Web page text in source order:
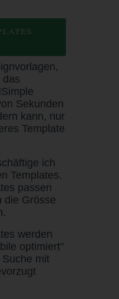
das
Sekunden
kann, nur
Template
ich
Templates.
passen
die Grösse
werden
optimiert"
mit